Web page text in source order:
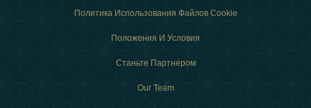
Политика Использования Файлов Cookie
Положения И Условия
Станьте Партнером
Our Team